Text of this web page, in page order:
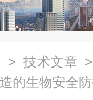
> 技术文章
的生物安全